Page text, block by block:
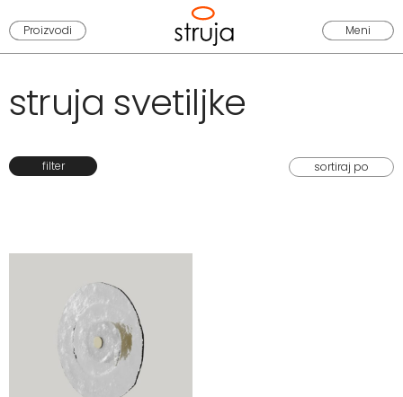
Proizvodi Meni
struja svetiljke
filter